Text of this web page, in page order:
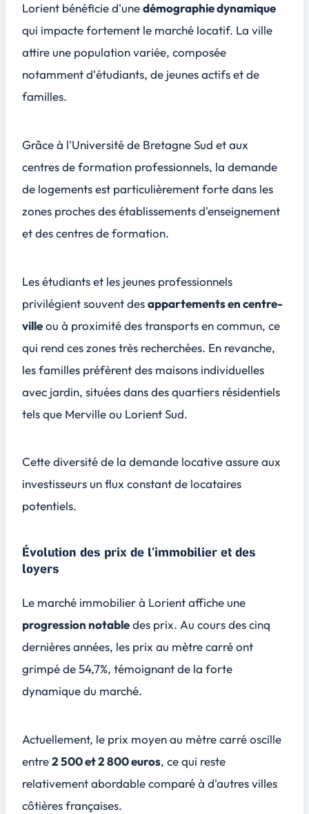
Lorient bénéficie d'unedémographie dynamique
qui impacte fortement le marché locatif. La ville
attire une population variée, composée
notamment d'étudiants, de jeunes actifs et de
familles.
Grâce à l'Université de Bretagne Sud et aux
centres de formation professionnels, la demande
de logements est particulièrement forte dans les
zones proches des établissements d'enseignement
et des centres de formation.
Les étudiants et les jeunes professionnels
privilégient souvent desappartements en centre-
villeou à proximité des transports en commun, ce
qui rend ces zones très recherchées. En revanche,
les familles préfèrent des maisons individuelles
avec jardin, situées dans des quartiers résidentiels
tels que Merville ou Lorient Sud.
Cette diversité de la demande locative assure aux
investisseurs unflux constantde locataires
potentiels.
Évolution des prix de l'immobilier et des
loyers
Le marché immobilier à Lorient affiche une
progression notabledes prix. Au cours des cinq
dernières années, les prix au mètre carré ont
grimpé de 54,7%, témoignant de la forte
dynamique du marché.
Actuellement, le prix moyen au mètre carré oscille
entre2 500 et 2 800 euros, ce qui reste
relativement abordable comparé à d'autres villes
côtières françaises.